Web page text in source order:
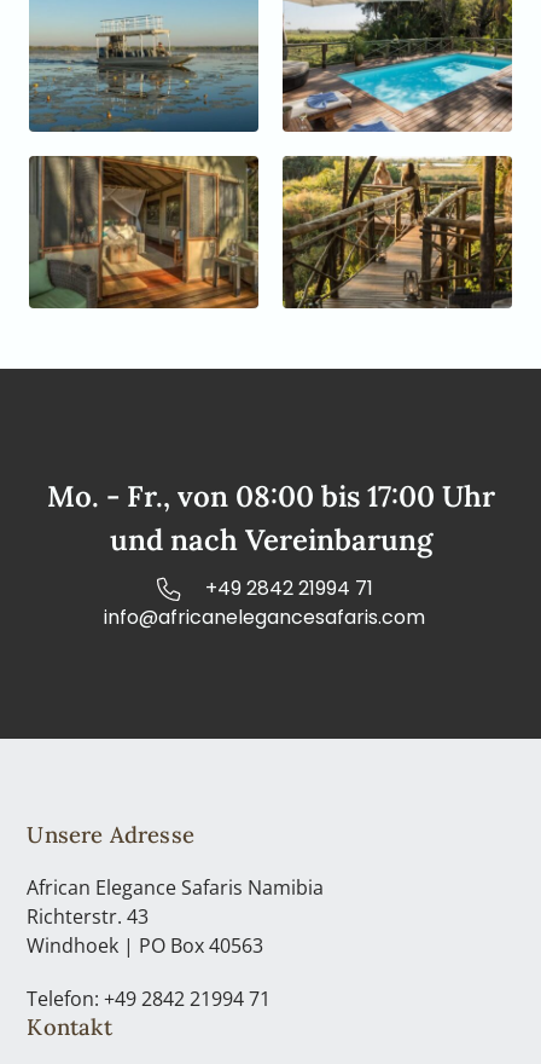
Mo. - Fr., von 08:00 bis 17:00 Uhr
und nach Vereinbarung
+49 2842 21994 71
info@africanelegancesafaris.com
Unsere Adresse
African Elegance Safaris Namibia
Richterstr. 43
Windhoek | PO Box 40563
Telefon: +49 2842 21994 71
Kontakt